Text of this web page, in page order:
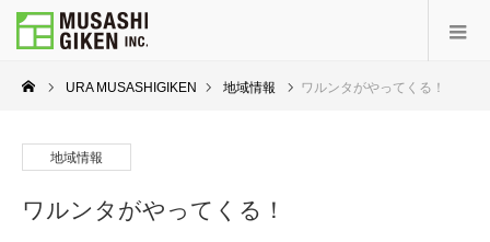
URA MUSASHIGIKEN 地域情報 ワルンタがやってくる！
地域情報
ワルンタがやってくる！